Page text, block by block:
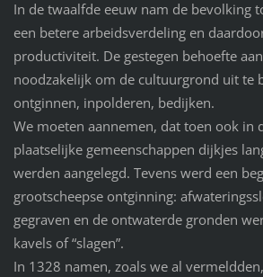
In de twaalfde eeuw nam de bevolking
een betere arbeidsverdeling en
productiviteit. De gestegen behoefte
noodzakelijk om de cultuurgrond uit te
ontginnen, inpolderen, bedijken.
We moeten aannemen, dat toen ook in
plaatselijke gemeenschappen dijkjes
werden aangelegd. Tevens werd een
grootscheepse ontginning:
gegraven en de ontwaterde gronden
kavels of “slagen”.
In 1328 namen, zoals we al